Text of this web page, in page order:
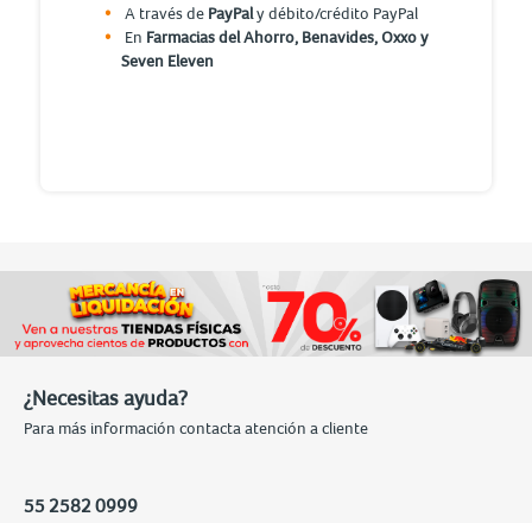
A través de PayPaly débito/crédito PayPal
En Farmacias del Ahorro, Benavides, Oxxo y
Seven Eleven
¿Necesitas ayuda?
Para más información contacta atención a cliente
55 2582 0999